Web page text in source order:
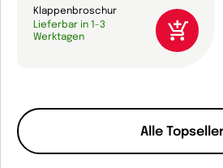
Alle
Klappenbroschur
Lieferbar in 1-3
Werktagen